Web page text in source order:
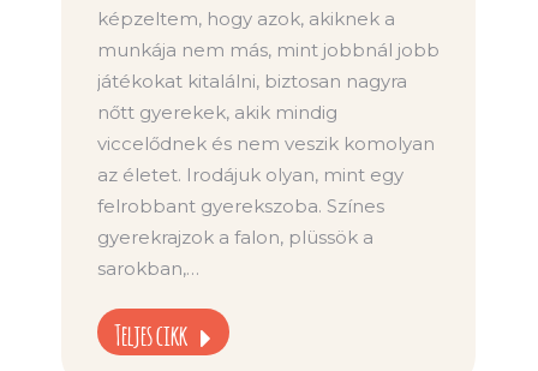
képzeltem, hogy azok, akiknek a
munkája nem más, mint jobbnál jobb
játékokat kitalálni, biztosan nagyra
nőtt gyerekek, akik mindig
viccelődnek és nem veszik komolyan
az életet. Irodájuk olyan, mint egy
felrobbant gyerekszoba. Színes
gyerekrajzok a falon, plüssök a
sarokban,…
Teljes cikk